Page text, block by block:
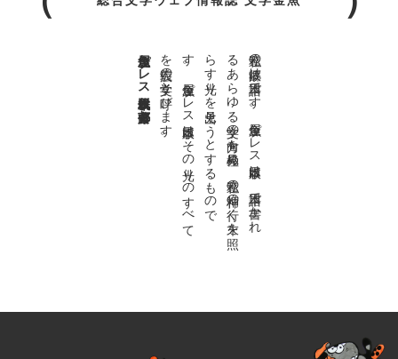
私達の
故郷は
日本語で
す
。
金魚屋プ
レ
ス
日本版は
、
日本語で
書か
れ
る
あ
ら
ゆ
る
文学の
方向を
見極め
、
私達の
精神の
行く
末を
照
ら
す
光り
を
見出そ
う
と
す
る
も
の
で
す
。
金魚屋プ
レ
ス
日本版は
そ
の
光り
の
す
べ
て
を
広義の
文学と
呼び
ま
す
。
金魚屋プレス日本版代表 齋藤都